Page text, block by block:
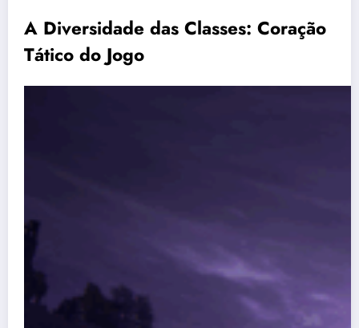
A Diversidade das Classes: Coração
Tático do Jogo